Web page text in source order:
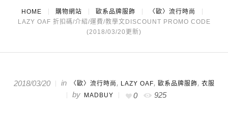
HOME 購物網站 歐系品牌服飾
〈歐〉流行時尚
LAZY OAF 折扣碼/介紹/運費/教學文DISCOUNT PROMO CODE
(2018/03/20更新)
2018/03/20 in 〈歐〉流行時尚 , LAZY OAF, 歐系品牌服飾, 衣服
by MADBUY 0 925